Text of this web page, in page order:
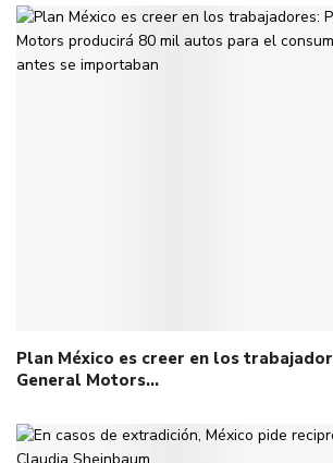
Plan México es creer en los
General Motors…